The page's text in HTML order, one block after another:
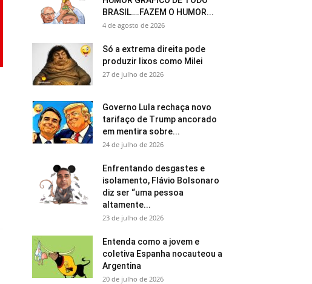
BRASIL….FAZEM O HUMOR...
4 de agosto de 2026
Só a extrema direita pode
produzir lixos como Milei
27 de julho de 2026
Governo Lula rechaça novo
tarifaço de Trump ancorado
em mentira sobre...
24 de julho de 2026
Enfrentando desgastes e
isolamento, Flávio Bolsonaro
diz ser “uma pessoa
altamente...
23 de julho de 2026
Entenda como a jovem e
coletiva Espanha nocauteou a
Argentina
20 de julho de 2026